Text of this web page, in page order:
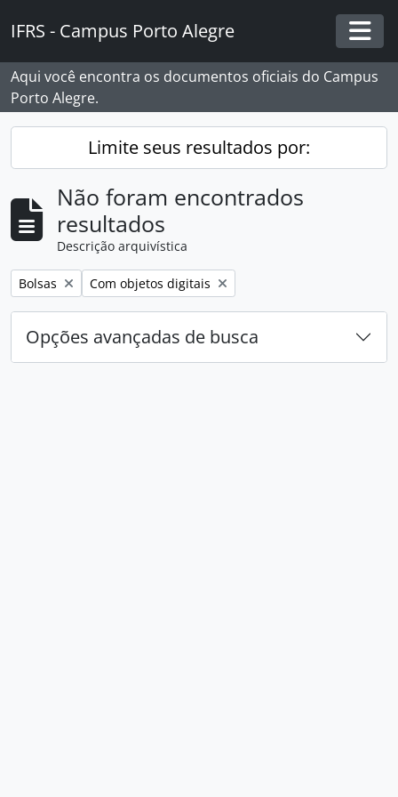
IFRS - Campus Porto Alegre
Aqui você encontra os documentos oficiais do Campus
Porto Alegre.
Limite seus resultados por:
Não foram encontrados
resultados
Descrição arquivística
Remover filtro:
Bolsas Remover filtro:
Com objetos digitais
Opções avançadas de busca